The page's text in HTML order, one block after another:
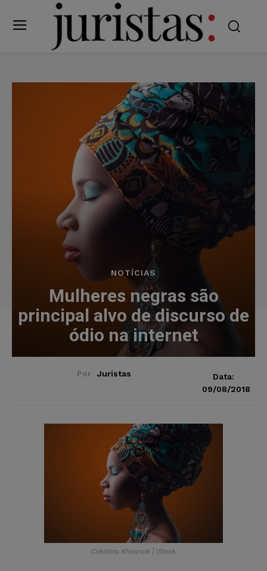
NOTÍCIAS
Mulheres negras são
principal alvo de discurso de
ódio na internet
Por Juristas
Data:
09/08/2018
Créditos: Khosrork | iStock